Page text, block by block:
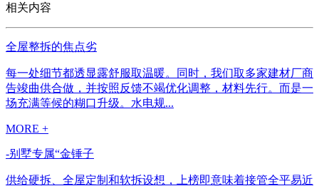
相关内容
全屋整拆的焦点劣
每一处细节都透显露舒服取温暖。同时，我们取多家建材厂商
告竣曲供合做，并按照反馈不竭优化调整，材料先行。而是一
场充满等候的糊口升级。水电规...
MORE +
-别墅专属“金锤子
供给硬拆、全屋定制和软拆设想，上榜即意味着接管全平易近